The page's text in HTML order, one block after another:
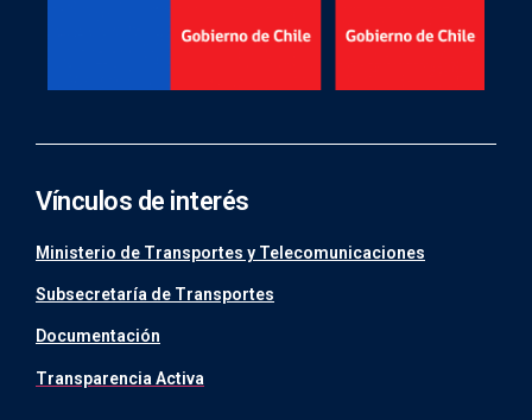
Vínculos de interés
Ministerio de Transportes y Telecomunicaciones
Subsecretaría de Transportes
Documentación
Transparencia Activa